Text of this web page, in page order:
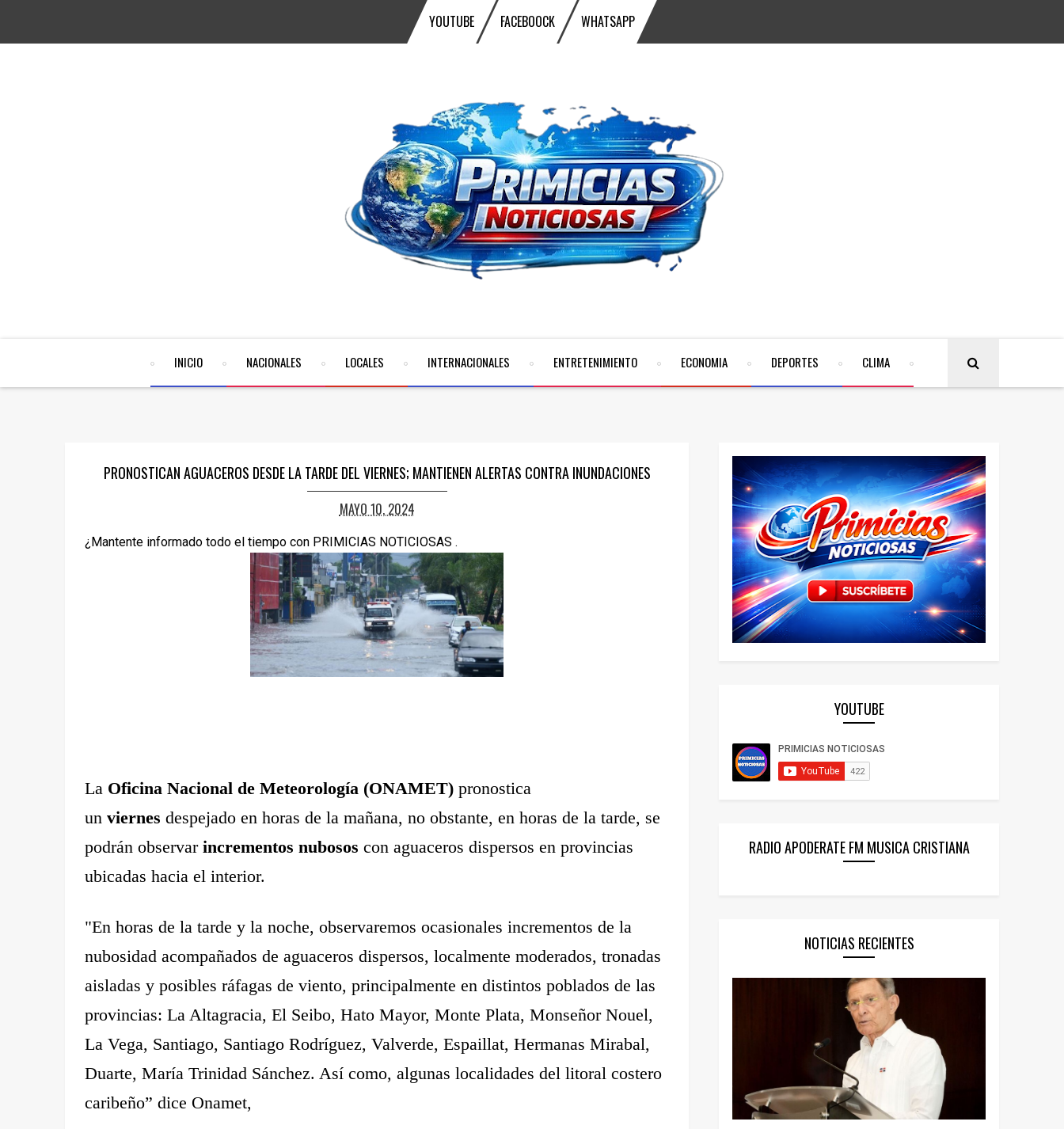
YOUTUBE FACEBOOCK WHATSAPP
INICIO NACIONALES LOCALES INTERNACIONALES ENTRETENIMIENTO ECONOMIA DEPORTES CLIMA
PRONOSTICAN AGUACEROS DESDE LA TARDE DEL VIERNES; MANTIENEN ALERTAS CONTRA INUNDACIONES
MAYO 10, 2024
¿Mantente informado todo el tiempo con PRIMICIAS NOTICIOSAS .
La Oficina Nacional de Meteorología (ONAMET) pronostica
un viernes despejado en horas de la mañana, no obstante, en horas de la tarde, se
podrán observar incrementos nubosos con aguaceros dispersos en provincias
ubicadas hacia el interior.
"En horas de la tarde y la noche, observaremos ocasionales incrementos de la
nubosidad acompañados de aguaceros dispersos, localmente moderados, tronadas
aisladas y posibles ráfagas de viento, principalmente en distintos poblados de las
provincias: La Altagracia, El Seibo, Hato Mayor, Monte Plata, Monseñor Nouel,
La Vega, Santiago, Santiago Rodríguez, Valverde, Espaillat, Hermanas Mirabal,
Duarte, María Trinidad Sánchez. Así como, algunas localidades del litoral costero
caribeño” dice Onamet,
YOUTUBE
RADIO APODERATE FM MUSICA CRISTIANA
NOTICIAS RECIENTES